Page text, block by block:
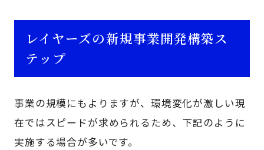
レイヤーズの新規事業開発構築ス
テップ
事業の規模にもよりますが、環境変化が激しい現
在ではスピードが求められるため、下記のように
実施する場合が多いです。